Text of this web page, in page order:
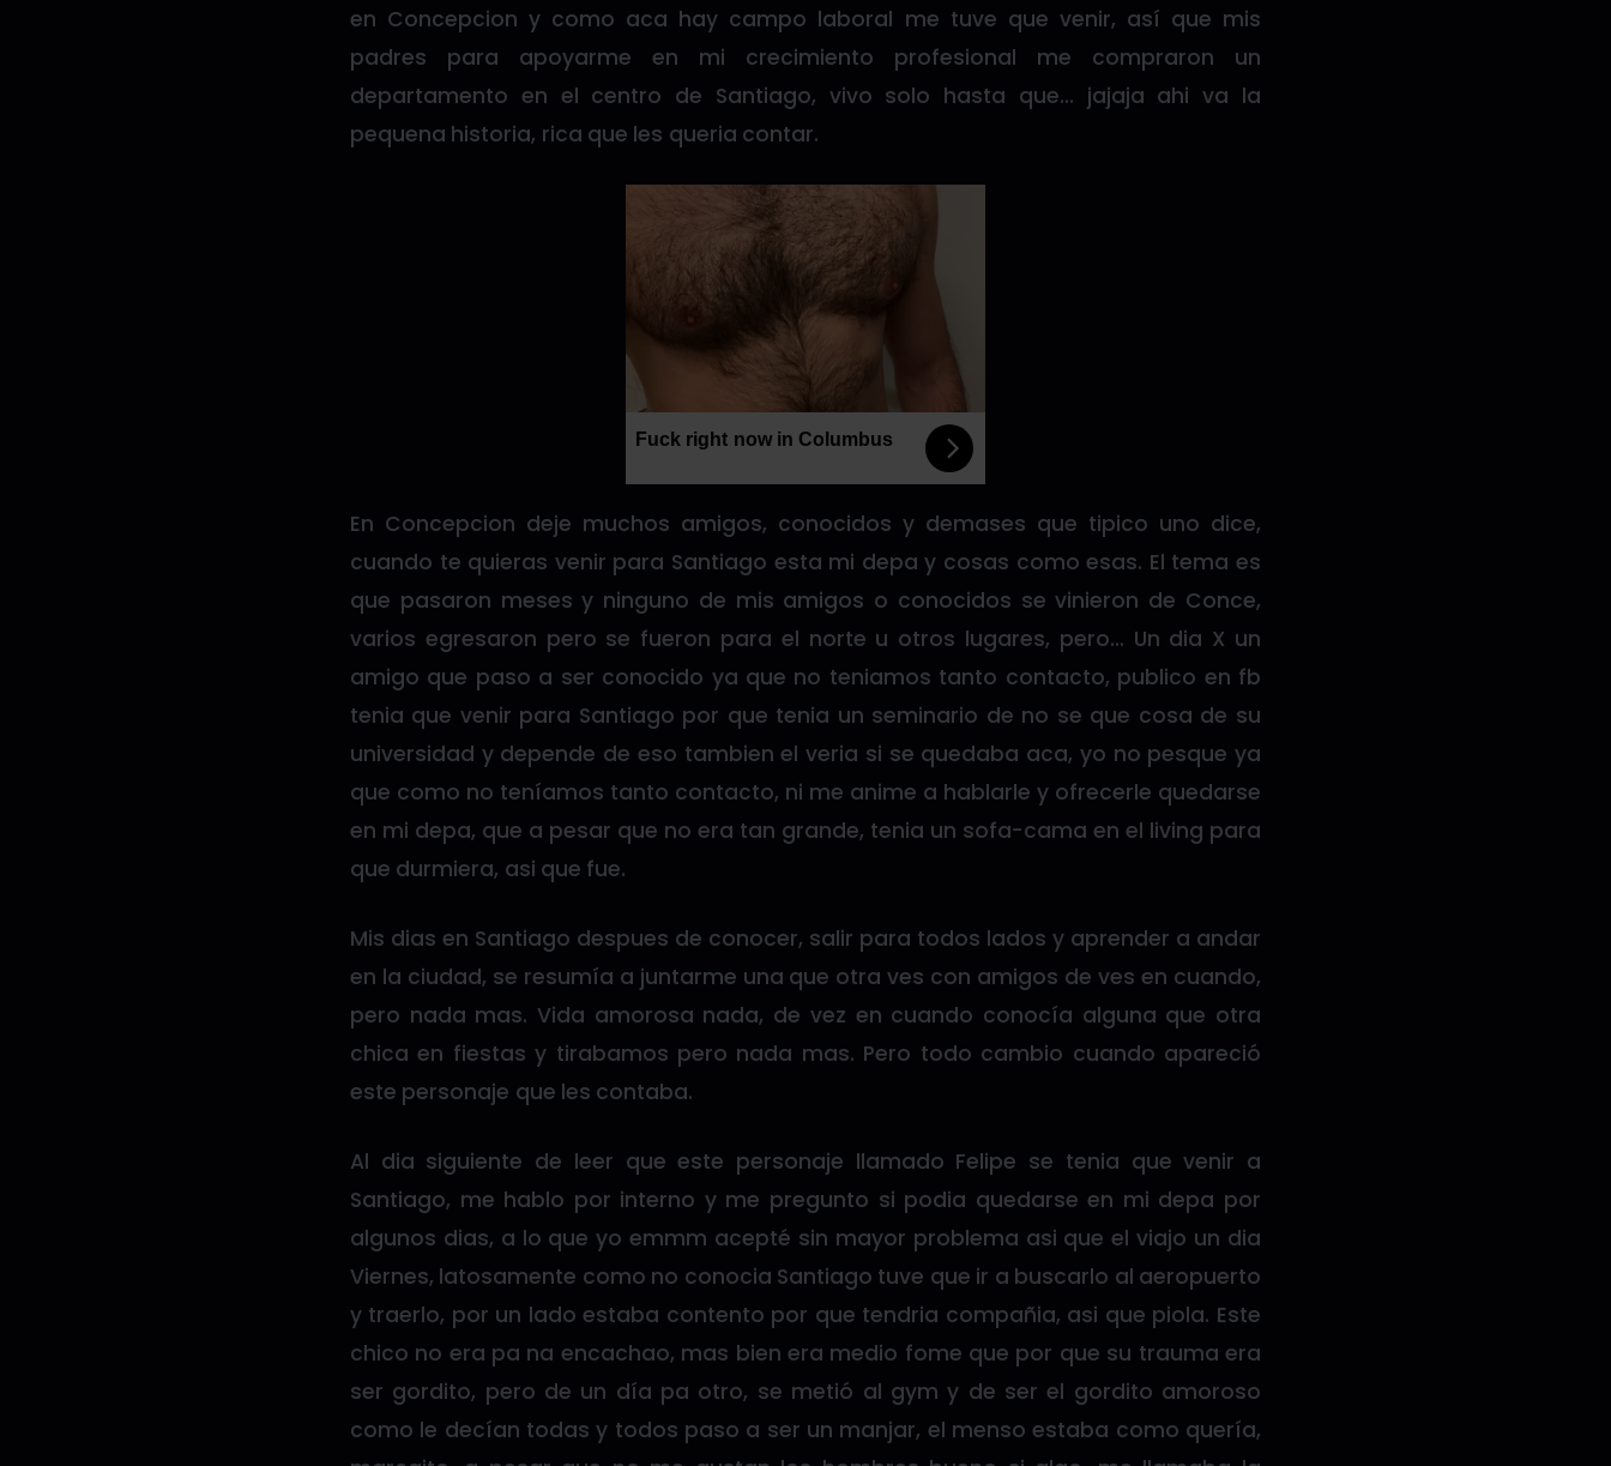
en Concepcion y como aca hay campo laboral me tuve que venir, así que mis
padres para apoyarme en mi crecimiento profesional me compraron un
departamento en el centro de Santiago, vivo solo hasta que… jajaja ahi va la
pequena historia, rica que les queria contar.
Fuck right now in Columbus
En Concepcion deje muchos amigos, conocidos y demases que tipico uno dice,
cuando te quieras venir para Santiago esta mi depa y cosas como esas. El tema es
que pasaron meses y ninguno de mis amigos o conocidos se vinieron de Conce,
varios egresaron pero se fueron para el norte u otros lugares, pero… Un dia X un
amigo que paso a ser conocido ya que no teniamos tanto contacto, publico en fb
tenia que venir para Santiago por que tenia un seminario de no se que cosa de su
universidad y depende de eso tambien el veria si se quedaba aca, yo no pesque ya
que como no teníamos tanto contacto, ni me anime a hablarle y ofrecerle quedarse
en mi depa, que a pesar que no era tan grande, tenia un sofa-cama en el living para
que durmiera, asi que fue.
Mis dias en Santiago despues de conocer, salir para todos lados y aprender a andar
en la ciudad, se resumía a juntarme una que otra ves con amigos de ves en cuando,
pero nada mas. Vida amorosa nada, de vez en cuando conocía alguna que otra
chica en fiestas y tirabamos pero nada mas. Pero todo cambio cuando apareció
este personaje que les contaba.
Al dia siguiente de leer que este personaje llamado Felipe se tenia que venir a
Santiago, me hablo por interno y me pregunto si podia quedarse en mi depa por
algunos dias, a lo que yo emmm acepté sin mayor problema asi que el viajo un dia
Viernes, latosamente como no conocia Santiago tuve que ir a buscarlo al aeropuerto
y traerlo, por un lado estaba contento por que tendria compañia, asi que piola. Este
chico no era pa na encachao, mas bien era medio fome que por que su trauma era
ser gordito, pero de un día pa otro, se metió al gym y de ser el gordito amoroso
como le decían todas y todos paso a ser un manjar, el menso estaba como quería,